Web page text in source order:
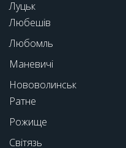
Луцьк
Любешів
Любомль
Маневичі
Нововолинськ
Ратне
Рожище
Світязь